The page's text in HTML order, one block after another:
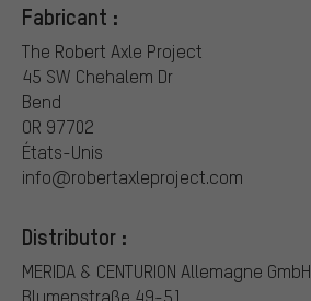
Fabricant :
The Robert Axle Project
45 SW Chehalem Dr
Bend
OR 97702
États-Unis
info@robertaxleproject.com
Distributor :
MERIDA & CENTURION Allemagne GmbH
Blumenstraße 49-51